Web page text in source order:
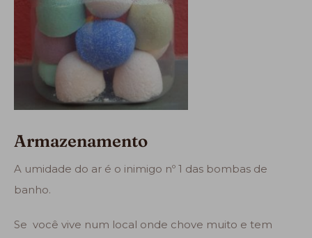
Armazenamento
A umidade do ar é o inimigo nº 1 das bombas de
banho.
Se você vive num local onde chove muito e tem